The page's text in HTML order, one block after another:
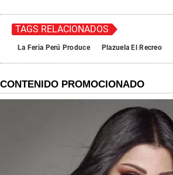
TAGS RELACIONADOS
La Feria Perú Produce Plazuela El Recreo